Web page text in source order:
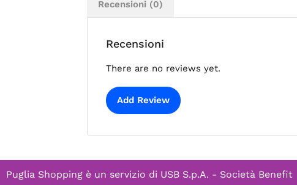
Recensioni (0)
Recensioni
There are no reviews yet.
Add Review
Puglia Shopping è un servizio di USB S.p.A. - Società Benefit